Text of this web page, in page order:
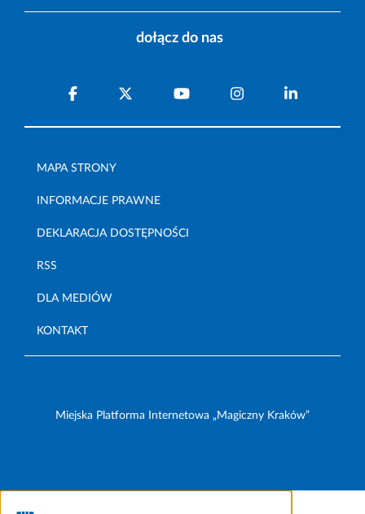
dołącz do nas
MAPA STRONY
INFORMACJE PRAWNE
DEKLARACJA DOSTĘPNOŚCI
RSS
DLA MEDIÓW
KONTAKT
Miejska Platforma Internetowa „Magiczny Kraków”